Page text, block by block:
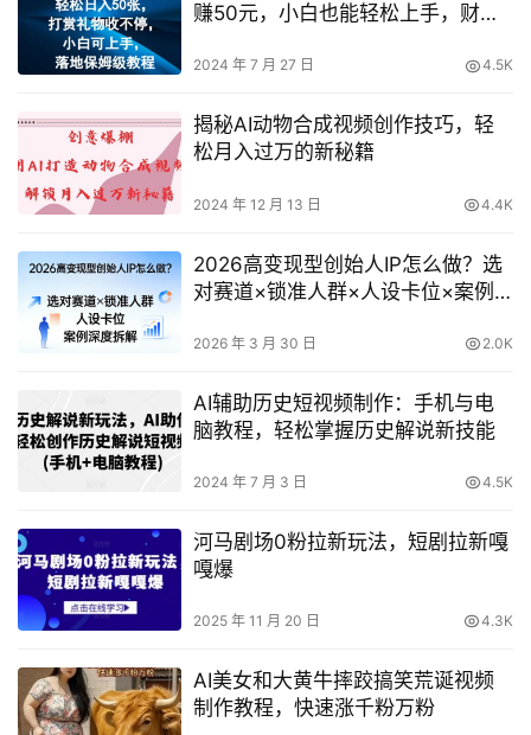
赚50元，小白也能轻松上手，财神
2024 年 7 月 27 日 4.5K
揭秘AI动物合成视频创作技巧，轻
松月入过万的新秘籍
2024 年 12 月 13 日 4.4K
2026高变现型创始人IP怎么做？选
对赛道×锁准人群×人设卡位×案例
2026 年 3 月 30 日 2.0K
AI辅助历史短视频制作：手机与电
脑教程，轻松掌握历史解说新技能
2024 年 7 月 3 日 4.5K
河马剧场0粉拉新玩法，短剧拉新嘎
嘎爆
2025 年 11 月 20 日 4.3K
AI美女和大黄牛摔跤搞笑荒诞视频
制作教程，快速涨千粉万粉